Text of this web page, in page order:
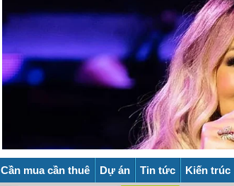
Cần mua cần thuê Dự án Tin tức Kiến trúc